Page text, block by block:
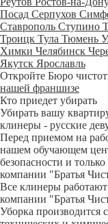
Посад Серпухов
Ставрополь Ступино
Троицк Тула Тюмень
Химки Челябинск
Якутск Ярославль
Откройте Бюро
нашей франшизе
Кто приедет убирать
Убирать вашу
клинеры - русские
Перед приемом на
нашем обучающем
безопасности и
компании "Братья
Все клинеры
компании "Братья
Уборка